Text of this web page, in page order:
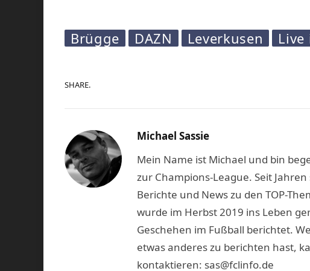
Brügge DAZN Leverkusen Live
SHARE.
Michael Sassie
Mein Name ist Michael und bin
zur Champions-League. Seit
Berichte und News zu den TOP-
wurde im Herbst 2019 ins Leben
Geschehen im Fußball berichtet.
etwas anderes zu berichten hast,
kontaktieren: sas@fclinfo.de